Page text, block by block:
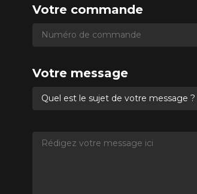
Votre commande
Votre message